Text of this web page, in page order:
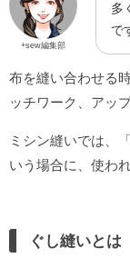
+sew編集部
多
で
布を縫い合わせる
ッチワーク、アッ
ミシン縫いでは、
いう場合に、使わ
ぐし縫いとは